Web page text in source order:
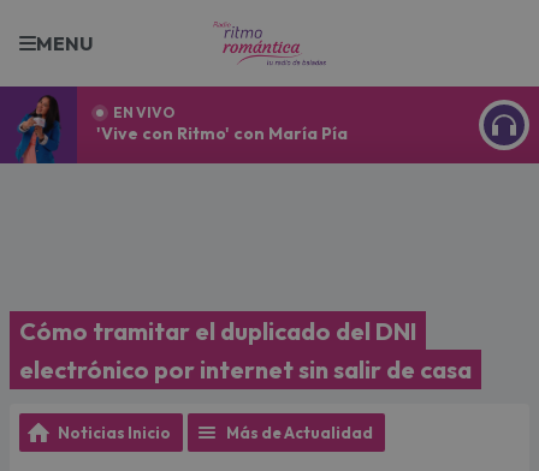
MENU
EN VIVO
'Vive con Ritmo' con María Pía
Cómo tramitar el duplicado del DNI
electrónico por internet sin salir de casa
Noticias Inicio Más de Actualidad